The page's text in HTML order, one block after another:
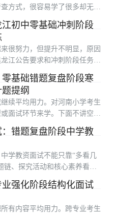
方式，很容易学了很多却无法
刺计划，更稳妥的做法是先确
模拟。 一、浙江安排下先抓
初中零基础冲刺阶段
很努力，但提升不明显，原因
江公告要求和冲刺阶段任务连
怎样把真题三遍训练做成能每
一、这篇适合哪类考生：面
基础错题复盘阶段寒
提纲
续平均用力。对河南小学考生
面试环节来学。下面不讲空泛
的教学设计题提纲路径。
说课稿 围绕河南小学教资面
错题复盘阶段中学教
学教资面试不能只靠“多看几
、探究活动和核心素养看似
点和稳定输出能力。本文从碎
执行步骤。 一、从考试环节
强化阶段结构化面试
有内容平均用力。跨专业考生